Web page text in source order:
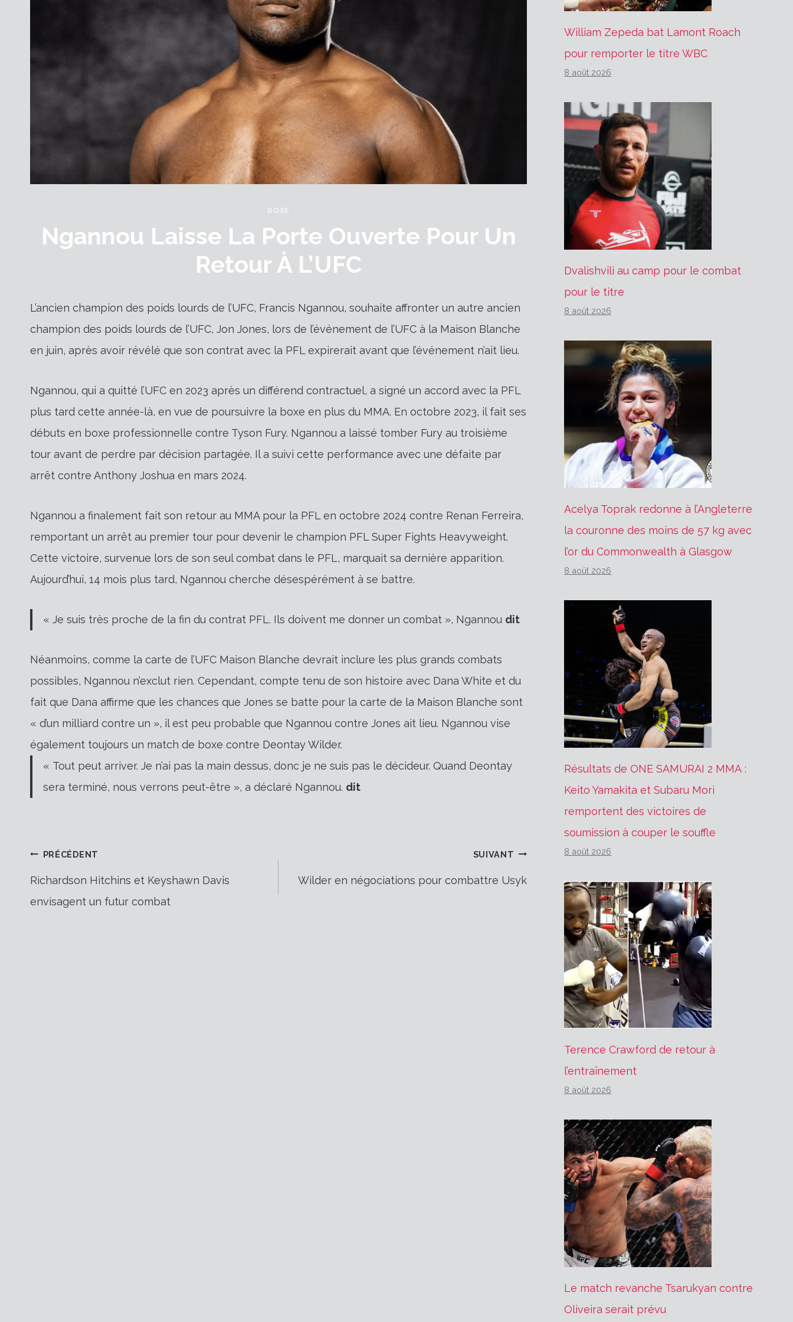
BOXE
Ngannou Laisse La Porte Ouverte Pour Un
Retour À L’UFC
L’ancien champion des poids lourds de l’UFC, Francis Ngannou, souhaite affronter un autre ancien
champion des poids lourds de l’UFC, Jon Jones, lors de l’événement de l’UFC à la Maison Blanche
en juin, après avoir révélé que son contrat avec la PFL expirerait avant que l’événement n’ait lieu.
Ngannou, qui a quitté l’UFC en 2023 après un différend contractuel, a signé un accord avec la PFL
plus tard cette année-là, en vue de poursuivre la boxe en plus du MMA. En octobre 2023, il fait ses
débuts en boxe professionnelle contre Tyson Fury. Ngannou a laissé tomber Fury au troisième
tour avant de perdre par décision partagée. Il a suivi cette performance avec une défaite par
arrêt contre Anthony Joshua en mars 2024.
Ngannou a finalement fait son retour au MMA pour la PFL en octobre 2024 contre Renan Ferreira,
remportant un arrêt au premier tour pour devenir le champion PFL Super Fights Heavyweight.
Cette victoire, survenue lors de son seul combat dans le PFL, marquait sa dernière apparition.
Aujourd’hui, 14 mois plus tard, Ngannou cherche désespérément à se battre.
« Je suis très proche de la fin du contrat PFL. Ils doivent me donner un combat », Ngannou dit
Néanmoins, comme la carte de l’UFC Maison Blanche devrait inclure les plus grands combats
possibles, Ngannou n’exclut rien. Cependant, compte tenu de son histoire avec Dana White et du
fait que Dana affirme que les chances que Jones se batte pour la carte de la Maison Blanche sont
« d’un milliard contre un », il est peu probable que Ngannou contre Jones ait lieu. Ngannou vise
également toujours un match de boxe contre Deontay Wilder.
« Tout peut arriver. Je n’ai pas la main dessus, donc je ne suis pas le décideur. Quand Deontay
sera terminé, nous verrons peut-être », a déclaré Ngannou. dit
Navigation
PRÉCÉDENT
Richardson Hitchins et Keyshawn Davis
envisagent un futur combat
SUIVANT
Wilder en négociations pour combattre Usyk
William Zepeda bat Lamont Roach
pour remporter le titre WBC
8 août 2026
Dvalishvili au camp pour le combat
pour le titre
8 août 2026
Acelya Toprak redonne à l’Angleterre
la couronne des moins de 57 kg avec
l’or du Commonwealth à Glasgow
8 août 2026
Résultats de ONE SAMURAI 2 MMA :
Keito Yamakita et Subaru Mori
remportent des victoires de
soumission à couper le souffle
8 août 2026
Terence Crawford de retour à
l’entraînement
8 août 2026
Le match revanche Tsarukyan contre
Oliveira serait prévu